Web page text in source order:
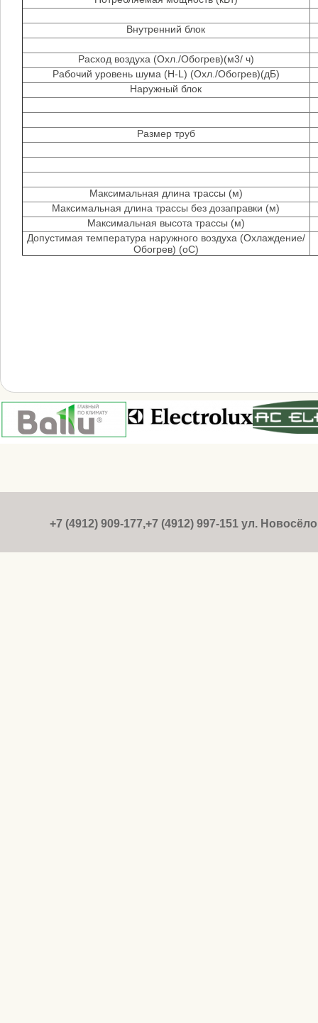
Внутренний блок
Расход воздуха (Охл./Обогрев)(м3/ ч)
Рабочий уровень шума (H-L) (Охл./Обогрев)(дБ)
Наружный блок
Размер труб
Максимальная длина трассы (м)
Максимальная длина трассы без дозаправки (м)
Максимальная высота трассы (м)
Допустимая температура наружного воздуха (Охлаждение/
Обогрев) (оС)
+7 (4912) 909-177,+7 (4912) 997-151 ул.